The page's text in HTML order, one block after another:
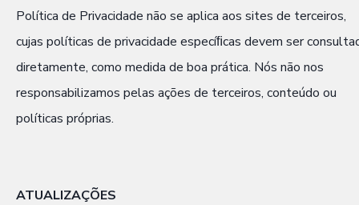
Política de Privacidade não se aplica aos sites de terceiros,
cujas políticas de privacidade especíﬁcas devem ser
diretamente, como medida de boa prática. Nós não nos
responsabilizamos pelas ações de terceiros, conteúdo ou
políticas próprias.
ATUALIZAÇÕES